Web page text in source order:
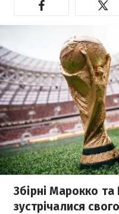
Збірні Марокко та
зустрічалися